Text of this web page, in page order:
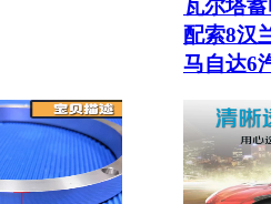
瓦尔塔
配索8汉
马自达6